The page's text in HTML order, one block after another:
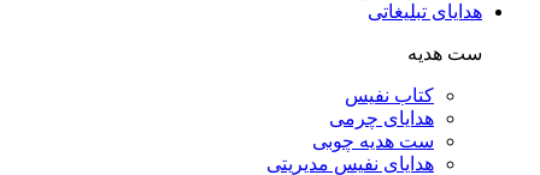
هدایای تبلیغاتی
ست هدیه
کتاب نفیس
هدایای چرمی
ست هدیه چوبی
هدایای نفیس مدیریتی